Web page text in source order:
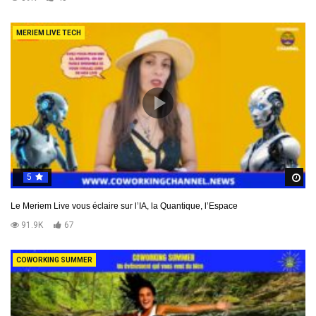
MERIEM LIVE TECH
5
Le Meriem Live vous éclaire sur l’IA, la Quantique, l’Espace
91.9K
67
COWORKING SUMMER